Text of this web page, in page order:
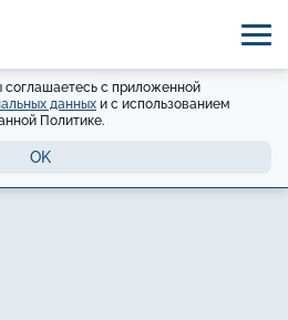
с приложенной
данных и с использованием
Политике.
OK